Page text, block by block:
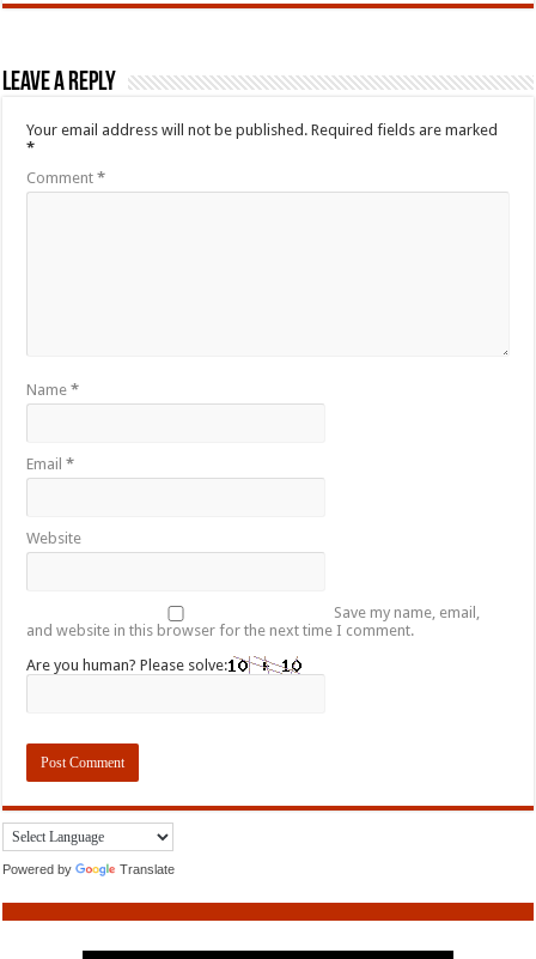
Leave a Reply
Your email address will not be published. Required fields are marked
*
Comment*
Name*
Email*
Website
Save my name, email,
and website in this browser for the next time I comment.
Are you human? Please solve:
Powered by Translate